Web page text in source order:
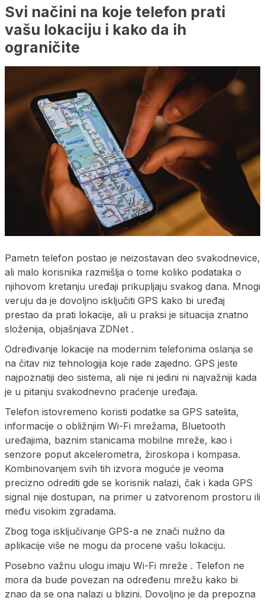
Svi načini na koje telefon prati
vašu lokaciju i kako da ih
ograničite
Pametn telefon postao je neizostavan deo svakodnevice,
ali malo korisnika razmišlja o tome koliko podataka o
njihovom kretanju uređaji prikupljaju svakog dana. Mnogi
veruju da je dovoljno isključiti GPS kako bi uređaj
prestao da prati lokacije, ali u praksi je situacija znatno
složenija, objašnjava ZDNet .
Određivanje lokacije na modernim telefonima oslanja se
na čitav niz tehnologija koje rade zajedno. GPS jeste
najpoznatiji deo sistema, ali nije ni jedini ni najvažniji kada
je u pitanju svakodnevno praćenje uređaja.
Telefon istovremeno koristi podatke sa GPS satelita,
informacije o obližnjim Wi-Fi mrežama, Bluetooth
uređajima, baznim stanicama mobilne mreže, kao i
senzore poput akcelerometra, žiroskopa i kompasa.
Kombinovanjem svih tih izvora moguće je veoma
precizno odrediti gde se korisnik nalazi, čak i kada GPS
signal nije dostupan, na primer u zatvorenom prostoru ili
među visokim zgradama.
Zbog toga isključivanje GPS-a ne znači nužno da
aplikacije više ne mogu da procene vašu lokaciju.
Posebno važnu ulogu imaju Wi-Fi mreže . Telefon ne
mora da bude povezan na određenu mrežu kako bi
znao da se ona nalazi u blizini. Dovoljno je da prepozna